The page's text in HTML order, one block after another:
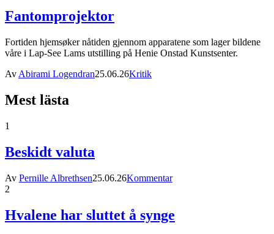
Fantomprojektor
Fortiden hjemsøker nåtiden gjennom apparatene som lager bildene
våre i Lap-See Lams utstilling på Henie Onstad Kunstsenter.
Av Abirami Logendran25.06.26Kritik
Mest lästa
1
Beskidt valuta
Av Pernille Albrethsen25.06.26Kommentar
2
Hvalene har sluttet å synge